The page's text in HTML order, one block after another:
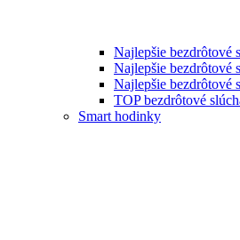
Najlepšie bezdrôtové
Najlepšie bezdrôtové
Najlepšie bezdrôtové
TOP bezdrôtové
Smart hodinky